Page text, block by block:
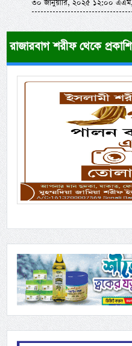
৩০ জানুয়ারি, ২০২৫ ১২:০০
রাজারবাগ শরীফ থেকে